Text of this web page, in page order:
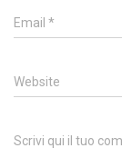
Email *
Website
Scrivi qui il tuo